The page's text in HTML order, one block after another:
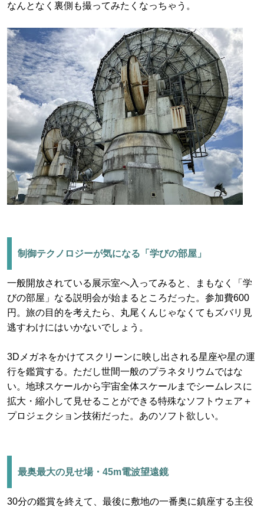
なんとなく裏側も撮ってみたくなっちゃう。
制御テクノロジーが気になる「学びの部屋」
一般開放されている展示室へ入ってみると、まもなく「学
びの部屋」なる説明会が始まるところだった。参加費600
円。旅の目的を考えたら、丸尾くんじゃなくてもズバリ見
逃すわけにはいかないでしょう。
3Dメガネをかけてスクリーンに映し出される星座や星の運
行を鑑賞する。ただし世間一般のプラネタリウムではな
い。地球スケールから宇宙全体スケールまでシームレスに
拡大・縮小して見せることができる特殊なソフトウェア＋
プロジェクション技術だった。あのソフト欲しい。
最奥最大の見せ場・45m電波望遠鏡
30分の鑑賞を終えて、最後に敷地の一番奥に鎮座する主役